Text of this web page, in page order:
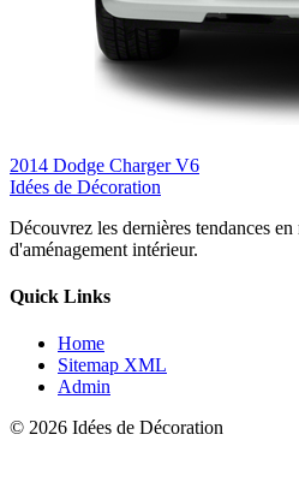
2014 Dodge Charger V6
Idées de Décoration
Découvrez les dernières tendances
d'aménagement intérieur.
Quick Links
Home
Sitemap XML
Admin
© 2026 Idées de Décoration